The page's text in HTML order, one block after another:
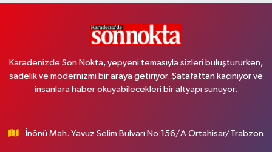
Karadenizde Son Nokta, yepyeni temasıyla sizleri buluştururken,
sadelik ve modernizmi bir araya getiriyor. Şatafattan kaçınıyor ve
insanlara haber okuyabilecekleri bir altyapı sunuyor.
İnönü Mah. Yavuz Selim Bulvarı No:156/A Ortahisar/Trabzon